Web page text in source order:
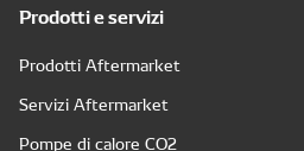
Prodotti e servizi
Prodotti Aftermarket
Servizi Aftermarket
Pompe di calore CO2